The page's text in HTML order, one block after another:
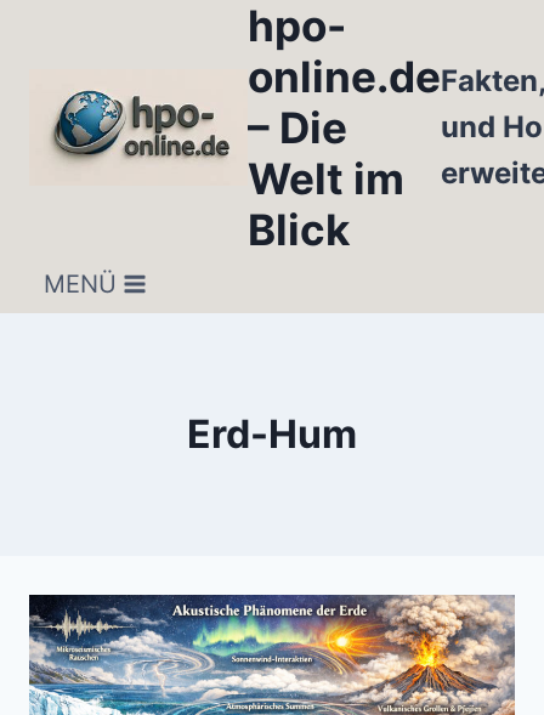
hpo-
online.de
– Die
Welt im
Blick
und
MENÜ
Erd-Hum